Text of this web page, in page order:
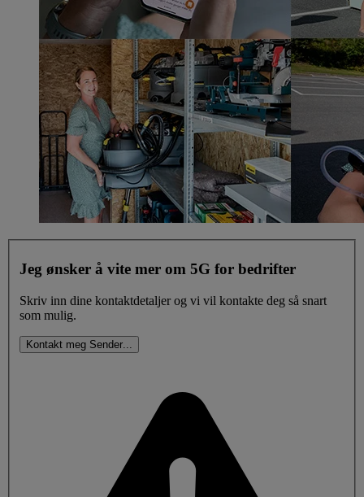
Jeg ønsker å vite mer om 5G for bedrifter
Skriv inn dine kontaktdetaljer og vi vil kontakte deg så snart
som mulig.
Kontakt meg Sender